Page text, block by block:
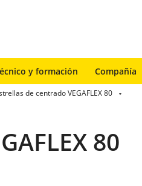
y formación Compañía
de centrado VEGAFLEX 80
80